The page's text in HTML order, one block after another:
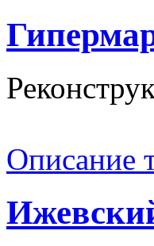
Описание